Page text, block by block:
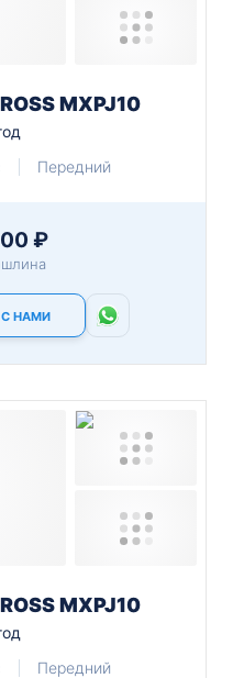
MXPJ10
Передний
₽
С НАМИ
MXPJ10
Передний